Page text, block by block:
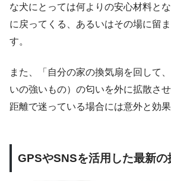
な犬にとっては何よりの安心材料と
に戻ってくる、あるいはその場に留
す。
また、「自分の家の換気扇を回して
いの強いもの）の匂いを外に拡散さ
距離で迷っている場合には意外と効果
GPSやSNSを活用した最新の